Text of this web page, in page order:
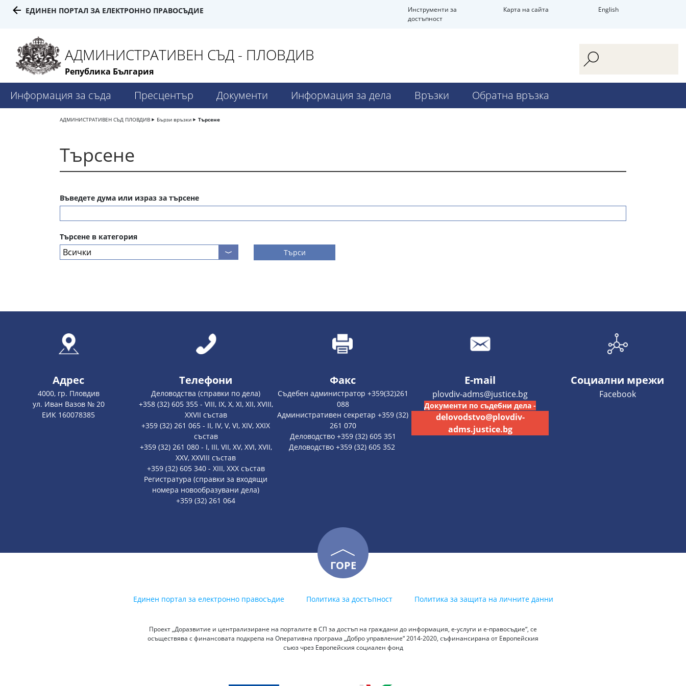
ЕДИНЕН ПОРТАЛ ЗА ЕЛЕКТРОННО ПРАВОСЪДИЕ
Инструменти за
достъпност
Карта на сайта English
АДМИНИСТРАТИВЕН СЪД - ПЛОВДИВ
Република България
Информация за съда Пресцентър Документи Информация за дела Връзки Обратна връзка
АДМИНИСТРАТИВЕН СЪД ПЛОВДИВ Бързи връзки Търсене
Търсене
Въведете дума или израз за търсене
Търсене в категория
Търси
Адрес
4000, гр. Пловдив
ул. Иван Вазов № 20
ЕИК 160078385
Телефони
Деловодства (справки по дела)
+358 (32) 605 355 - VIII, IX, X, XI, XII, XVIII,
XXVII състав
+359 (32) 261 065 - II, IV, V, VI, XIV, XXIX
състав
+359 (32) 261 080 - I, III, VII, XV, XVI, XVII,
XXV, XXVIII състав
+359 (32) 605 340 - XIII, XXX състав
Регистратура (справки за входящи
номера новообразувани дела)
+359 (32) 261 064
Факс
Съдебен администратор +359(32)261
088
Административен секретар +359 (32)
261 070
Деловодство +359 (32) 605 351
Деловодство +359 (32) 605 352
E-mail
plovdiv-adms@justice.bg
Документи по съдебни дела -
delovodstvo@plovdiv-
adms.justice.bg
Социални мрежи
Facebook
ГОРЕ
Единен портал за електронно правосъдие Политика за достъпност Политика за защита на личните данни
Проект „Доразвитие и централизиране на порталите в СП за достъп на граждани до информация, е-услуги и е-правосъдие“, се
осъществява с финансовата подкрепа на Оперативна програма „Добро управление“ 2014-2020, съфинансирана от Европейския
съюз чрез Европейския социален фонд